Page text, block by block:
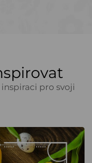
pro svoji